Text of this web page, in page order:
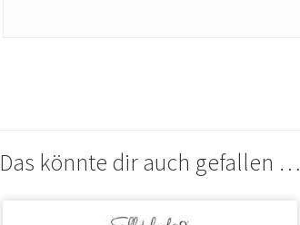
Das könnte dir auch gefallen …